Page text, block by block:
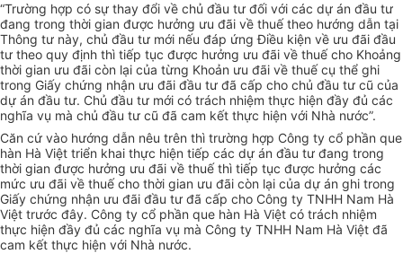
“Trường hợp có sự thay đổi về chủ đầu tư đối với các dự án đầu tư
đang trong thời gian được hưởng ưu đãi về thuế theo hướng dẫn tại
Thông tư này, chủ đầu tư mới nếu đáp ứng Điều kiện về ưu đãi đầu
tư theo quy định thì tiếp tục được hưởng ưu đãi về thuế cho Khoảng
thời gian ưu đãi còn lại của từng Khoản ưu đãi về thuế cụ thể ghi
trong Giấy chứng nhận ưu đãi đầu tư đã cấp cho chủ đầu tư cũ của
dự án đầu tư. Chủ đầu tư mới có trách nhiệm thực hiện đầy đủ các
nghĩa vụ mà chủ đầu tư cũ đã cam kết thực hiện với Nhà nước”.
Căn cứ vào hướng dẫn nêu trên thì trường hợp Công ty cổ phần que
hàn Hà Việt triển khai thực hiện tiếp các dự án đầu tư đang trong
thời gian được hưởng ưu đãi về thuế thì tiếp tục được hưởng các
mức ưu đãi về thuế cho thời gian ưu đãi còn lại của dự án ghi trong
Giấy chứng nhận ưu đãi đầu tư đã cấp cho Công ty TNHH Nam Hà
Việt trước đây. Công ty cổ phần que hàn Hà Việt có trách nhiệm
thực hiện đầy đủ các nghĩa vụ mà Công ty TNHH Nam Hà Việt đã
cam kết thực hiện với Nhà nước.